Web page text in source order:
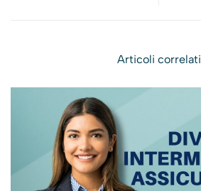
somme per l'anno 2021Articoli correlati